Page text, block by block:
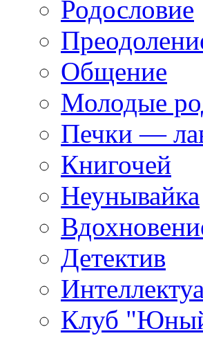
Родословие
Общение
Молодые
Печки —
Книгочей
Неунывайка
Детектив
Клуб